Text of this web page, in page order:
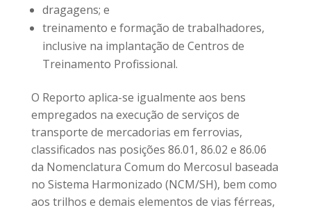
dragagens; e
treinamento e formação de trabalhadores,
inclusive na implantação de Centros de
Treinamento Profissional.
O Reporto aplica-se igualmente aos bens
empregados na execução de serviços de
transporte de mercadorias em ferrovias,
classificados nas posições 86.01, 86.02 e 86.06
da Nomenclatura Comum do Mercosul baseada
no Sistema Harmonizado (NCM/SH), bem como
aos trilhos e demais elementos de vias férreas,